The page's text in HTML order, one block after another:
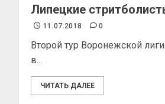
Липецкие
11.07.2018 0
Второй тур Воронежской
в...
ЧИТАТЬ ДАЛЕЕ